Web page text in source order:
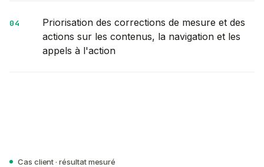
04
Priorisation des corrections de mesure et des
actions sur les contenus, la navigation et les
appels à l'action
Cas client · résultat mesuré